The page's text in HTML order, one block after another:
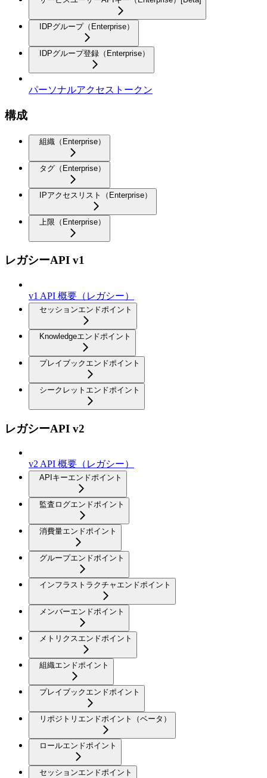
IDPグループ（Enterprise）
IDPグループ登録（Enterprise）
パーソナルアクセストークン
構成
組織（Enterprise）
タグ（Enterprise）
IPアクセスリスト（Enterprise）
上限（Enterprise）
レガシーAPI v1
v1 API 概要（レガシー）
セッションエンドポイント
Knowledgeエンドポイント
プレイブックエンドポイント
シークレットエンドポイント
レガシーAPI v2
v2 API 概要（レガシー）
APIキーエンドポイント
監査ログエンドポイント
消費量エンドポイント
グループエンドポイント
インフラストラクチャエンドポイント
メンバーエンドポイント
メトリクスエンドポイント
組織エンドポイント
プレイブックエンドポイント
リポジトリエンドポイント（ベータ）
ロールエンドポイント
セッションエンドポイント